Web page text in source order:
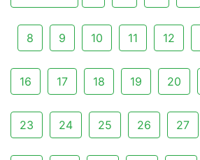
8 9 10 11 12
16 17 18 19 20
23 24 25 26 27